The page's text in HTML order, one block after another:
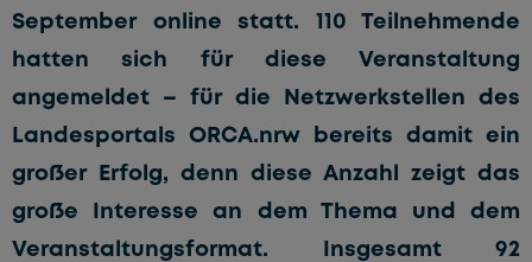
September online statt. 110 Teilnehmende
hatten sich für diese Veranstaltung
angemeldet – für die Netzwerkstellen des
Landesportals ORCA.nrw bereits damit ein
großer Erfolg, denn diese Anzahl zeigt das
große Interesse an dem Thema und dem
Veranstaltungsformat. Insgesamt 92